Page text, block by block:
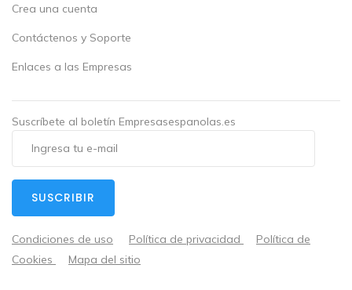
Crea una cuenta
Contáctenos y Soporte
Enlaces a las Empresas
Suscríbete al boletín Empresasespanolas.es
Condiciones de uso Política de privacidad
Política de
Cookies
Mapa del sitio
SUSCRIBIR